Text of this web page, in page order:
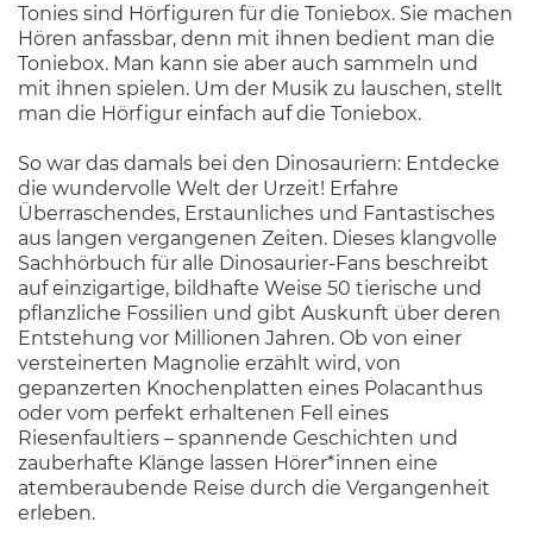
Tonies sind Hörfiguren für die Toniebox. Sie machen
Hören anfassbar, denn mit ihnen bedient man die
Toniebox. Man kann sie aber auch sammeln und
mit ihnen spielen. Um der Musik zu lauschen, stellt
man die Hörfigur einfach auf die Toniebox.
So war das damals bei den Dinosauriern: Entdecke
die wundervolle Welt der Urzeit! Erfahre
Überraschendes, Erstaunliches und Fantastisches
aus langen vergangenen Zeiten. Dieses klangvolle
Sachhörbuch für alle Dinosaurier-Fans beschreibt
auf einzigartige, bildhafte Weise 50 tierische und
pflanzliche Fossilien und gibt Auskunft über deren
Entstehung vor Millionen Jahren. Ob von einer
versteinerten Magnolie erzählt wird, von
gepanzerten Knochenplatten eines Polacanthus
oder vom perfekt erhaltenen Fell eines
Riesenfaultiers – spannende Geschichten und
zauberhafte Klänge lassen Hörer*innen eine
atemberaubende Reise durch die Vergangenheit
erleben.